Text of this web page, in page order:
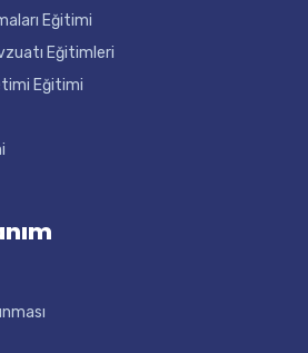
Eğitimi
Eğitimleri
Eğitimi